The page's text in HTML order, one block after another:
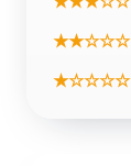
★★☆☆☆
★☆☆☆☆